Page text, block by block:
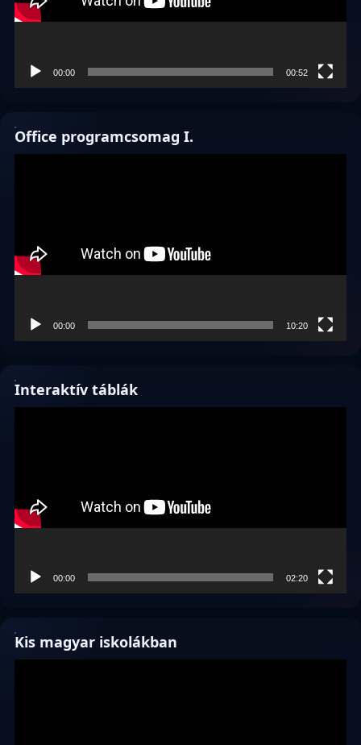
00:00 00:52
Office programcsomag I.
00:00 10:20
Interaktív táblák
00:00 02:20
Kis magyar iskolákban